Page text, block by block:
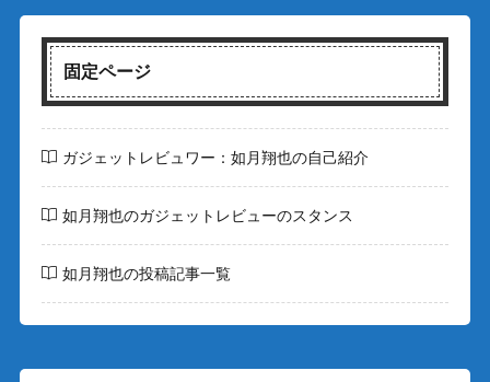
固定ページ
ガジェットレビュワー：如月翔也の自己紹介
如月翔也のガジェットレビューのスタンス
如月翔也の投稿記事一覧